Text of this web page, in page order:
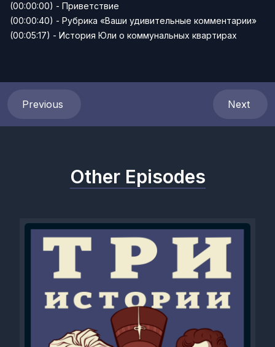
(00:00:00) - Приветствие
(00:00:40) - Рубрика «Ваши удивительные комментарии»
(00:05:17) - История Юли о коммунальных квартирах
Previous Next
Other Episodes